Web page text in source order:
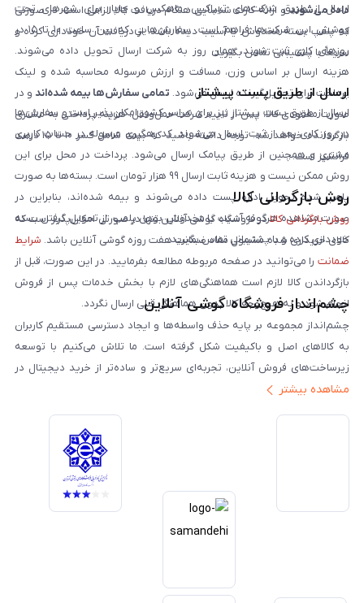
داده می‌شوندو ارائه کارت شناسایی هنگام دریافت کالا الزامی است. در صورتی
که پلمپ بسته مخدوش یا آسیب دیده باشد، از دریافت آن خودداری کرده و
سریعاً با پشتیبانی تماس بگیرید.
ارسال از طریق شرکت‌های تیپاکس، ماهکس و چاپار برای شهرهای تحت
پوشش این شرکت‌ها فراهم است. سفارش‌هایی که بین ساعت ۱۰ تا ۱۵ در
روزهای کاری ثبت شوند، همان روز به شرکت ارسال تحویل داده می‌شوند.
هزینه ارسال بر اساس وزن، مسافت و ارزش مرسوله محاسبه شده و لینک
پرداخت برای تحویل‌گیرنده ارسال می‌شود. تمامی سفارش‌ها بیمه شده‌اند و در
صورت مفقودی کالا، پس از تایید شرکت حمل‌ونقل، هزینه پرداختی به مشتری
بازگردانده خواهد شد. توجه داشته باشید که بیمه شامل کسر ۱۰ تا ۱۵ درصد
فرانشیز است.
ارسال از طریق پست پیشتاز
ارسال از طریق پست پیشتاز نیز برای سراسر کشور امکان‌پذیر است و سفارش‌ها
در روز کاری بعد از ثبت، ارسال می‌شوند. کد رهگیری مرسوله در حساب کاربری
مشتری و همچنین از طریق پیامک ارسال می‌شود. پرداخت در محل برای این
روش ممکن نیست و هزینه ثابت ارسال ۹۹ هزار تومان است. بسته‌ها به صورت
پلمپ شده تحویل اداره پست داده می‌شوند و بیمه شده‌اند، بنابراین در
صورت مشاهده هرگونه آسیب یا مخدوش بودن پلمپ، از تحویل گرفتن بسته
خودداری کرده و با پشتیبانی تماس بگیرید.
روش بازگردانی کالا
روش بازگردانی کالادر فروشگاه گوشی آنلاین تنها در صورتی امکان‌پذیر است که
کالای خریداری شده مشمول مفاد ضمانت هفت روزه گوشی آنلاین باشد. شرایط
ضمانت را می‌توانید در صفحه مربوطه مطالعه بفرمایید. در این صورت، قبل از
بازگرداندن کالا لازم است هماهنگی‌های لازم با بخش خدمات پس از فروش
انجام شود و به هیچ‌وجه کالا بدون هماهنگی قبلی ارسال نگردد.
چشم‌انداز فروشگاه گوشی آنلاین
چشم‌انداز مجموعه بر پایه حذف واسطه‌ها و ایجاد دسترسی مستقیم کاربران
به کالاهای اصل و باکیفیت شکل گرفته است. ما تلاش می‌کنیم با توسعه
زیرساخت‌های فروش آنلاین، تجربه‌ای سریع‌تر و ساده‌تر از خرید دیجیتال در
ایران ارائه دهیم. تبدیل‌شدن به مرجعی قابل اعتماد برای خرید کالای دیجیتال،
خدمات و به‌روزرسانی مداوم محصولات، مسیر ما را روشن‌تر می‌کند. ما باور
داریم آینده بازار دیجیتال متعلق به کسب‌وکارهایی است که صداقت و شفافیت
را در اولویت قرار می‌دهند. گوشی آنلاین با تکیه بر تجربه و تخصص، با قدرت به
سمت تحقق این چشم‌انداز حرکت می‌کند.
مشاهده بیشتر